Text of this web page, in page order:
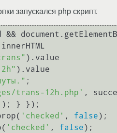
запускался php скрипт.
&&
).value
).value
;
trans-12h.php' ,
); } });
'checked' , false);
'checked' , false